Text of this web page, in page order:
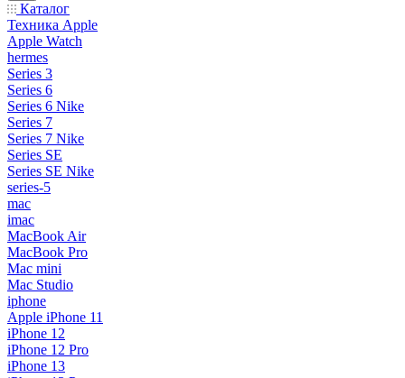
Каталог
Техника Apple
Apple Watch
hermes
Series 3
Series 6
Series 6 Nike
Series 7
Series 7 Nike
Series SE
Series SE Nike
series-5
mac
imac
MacBook Air
MacBook Pro
Mac mini
Mac Studio
iphone
Apple iPhone 11
iPhone 12
iPhone 12 Pro
iPhone 13